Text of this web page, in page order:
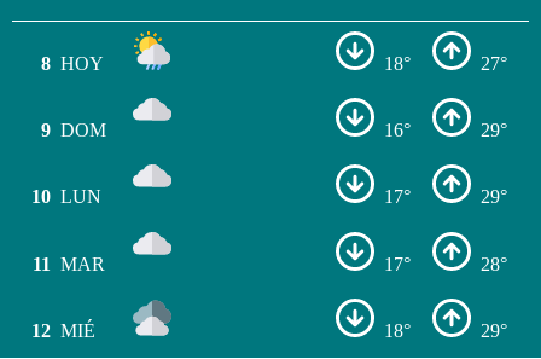
8 HOY 18° 27°
9 DOM 16° 29°
10 LUN 17° 29°
11 MAR 17° 28°
12 MIÉ 18° 29°